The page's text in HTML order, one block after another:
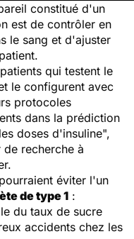
constitué d'un
est de contrôler en
le sang et d'ajuster
qui testent le
le configurent avec
protocoles
dans la prédiction
doses d'insuline",
recherche à
éviter l'un
de type 1 :
du taux de sucre
accidents chez les